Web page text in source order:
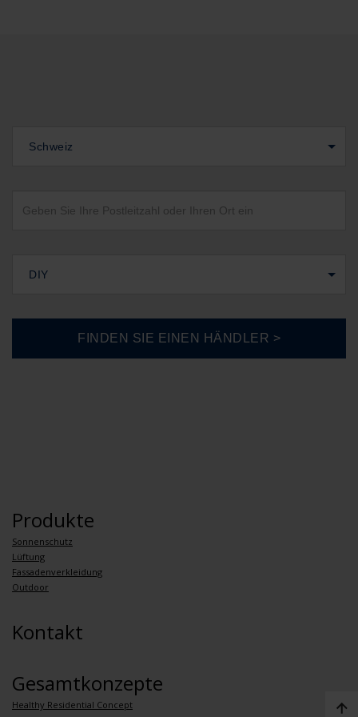
Schweiz
DIY
Produkte
Sonnenschutz
Lüftung
Fassadenverkleidung
Outdoor
Kontakt
Gesamtkonzepte
Healthy Residential Concept